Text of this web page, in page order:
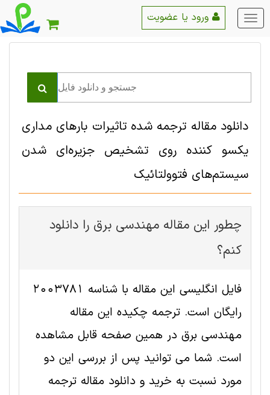
منو
اصلی
دانلود مقاله ترجمه شده تاثیرات بارهای مداری
یکسو کننده روی تشخیص جزیره‌ای شدن
سیستم‌های فتوولتائیک
چطور این مقاله مهندسی برق را دانلود
کنم؟
فایل انگلیسی این مقاله با شناسه 2003781
رایگان است. ترجمه چکیده این مقاله
مهندسی برق در همین صفحه قابل مشاهده
است. شما می توانید پس از بررسی این دو
مورد نسبت به خرید و دانلود مقاله ترجمه